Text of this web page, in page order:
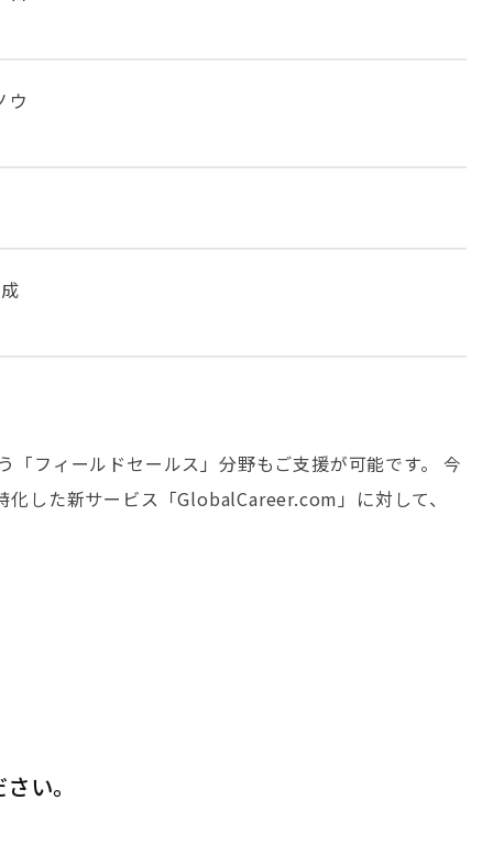
ウ
フィールドセールス」分野もご支援が可能です。 今
した新サービス「GlobalCareer.com」に対して、
い。